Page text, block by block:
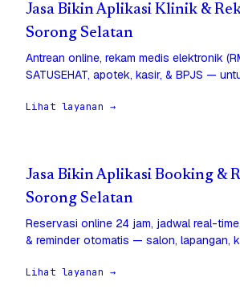
Jasa Bikin Aplikasi Klinik &
Sorong Selatan
Antrean online, rekam medis elektronik
SATUSEHAT, apotek, kasir, & BPJS —
Lihat layanan →
Jasa Bikin Aplikasi Booking &
Sorong Selatan
Reservasi online 24 jam, jadwal real-
& reminder otomatis — salon, lapangan,
Lihat layanan →